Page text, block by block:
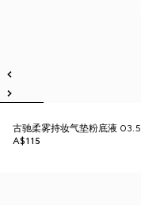
古驰柔雾持妆气垫粉底液 03.5
A$115